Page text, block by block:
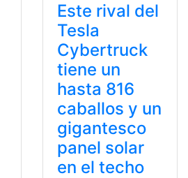
Este rival del
Tesla
Cybertruck
tiene un
hasta 816
caballos y un
gigantesco
panel solar
en el techo